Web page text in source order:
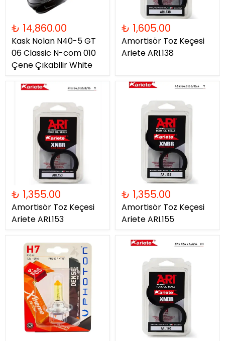
₺ 14,860.00
Kask Nolan N40-5 GT
06 Classic N-com 010
Çene Çıkabilir White
₺ 1,605.00
Amortisör Toz Keçesi
Ariete ARI.138
₺ 1,355.00
Amortisör Toz Keçesi
Ariete ARI.153
₺ 1,355.00
Amortisör Toz Keçesi
Ariete ARI.155